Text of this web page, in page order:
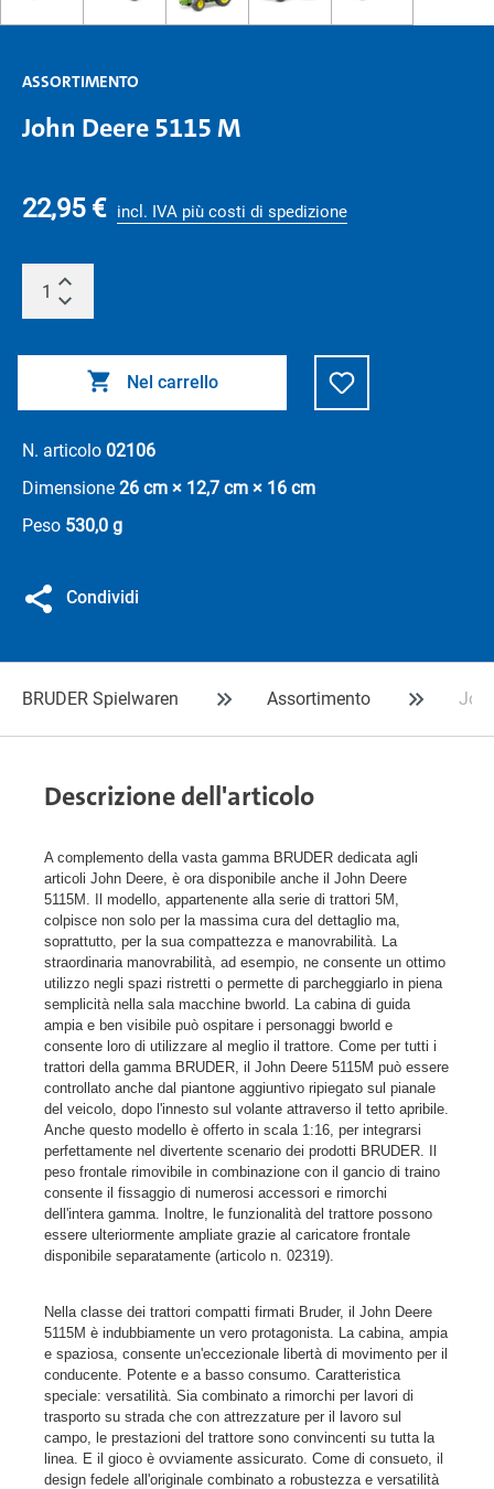
ASSORTIMENTO
John Deere 5115 M
22,95 € incl. IVA più costi di spedizione
Nel carrello
N. articolo 02106
Dimensione 26 cm × 12,7 cm × 16 cm
Peso 530,0 g
Condividi
BRUDER Spielwaren Assortimento
Descrizione dell'articolo
A complemento della vasta gamma BRUDER dedicata agli
articoli John Deere, è ora disponibile anche il John Deere
5115M. Il modello, appartenente alla serie di trattori 5M,
colpisce non solo per la massima cura del dettaglio ma,
soprattutto, per la sua compattezza e manovrabilità. La
straordinaria manovrabilità, ad esempio, ne consente un ottimo
utilizzo negli spazi ristretti o permette di parcheggiarlo in piena
semplicità nella sala macchine bworld. La cabina di guida
ampia e ben visibile può ospitare i personaggi bworld e
consente loro di utilizzare al meglio il trattore. Come per tutti i
trattori della gamma BRUDER, il John Deere 5115M può essere
controllato anche dal piantone aggiuntivo ripiegato sul pianale
del veicolo, dopo l'innesto sul volante attraverso il tetto apribile.
Anche questo modello è offerto in scala 1:16, per integrarsi
perfettamente nel divertente scenario dei prodotti BRUDER. Il
peso frontale rimovibile in combinazione con il gancio di traino
consente il fissaggio di numerosi accessori e rimorchi
dell'intera gamma. Inoltre, le funzionalità del trattore possono
essere ulteriormente ampliate grazie al caricatore frontale
disponibile separatamente (articolo n. 02319).
Nella classe dei trattori compatti firmati Bruder, il John Deere
5115M è indubbiamente un vero protagonista. La cabina, ampia
e spaziosa, consente un'eccezionale libertà di movimento per il
conducente. Potente e a basso consumo. Caratteristica
speciale: versatilità. Sia combinato a rimorchi per lavori di
trasporto su strada che con attrezzature per il lavoro sul
campo, le prestazioni del trattore sono convincenti su tutta la
linea. E il gioco è ovviamente assicurato. Come di consueto, il
design fedele all'originale combinato a robustezza e versatilità